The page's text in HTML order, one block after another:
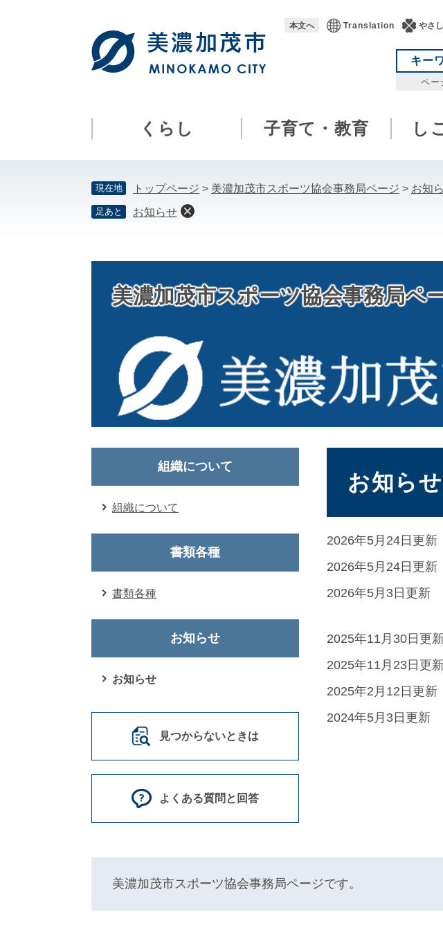
本
本文へ Translation やさ
キー
ペー
くらし 子育て・教育 し
現在地 トップページ > 美濃加茂市スポーツ協会事務局ページ > お知
足あと お知らせ
美濃加茂市スポーツ協会事務局ペ
お知らせ
2026年5月24日更新
2026年5月24日更新
2026年5月3日更新
2025年11月30日更
2025年11月23日更
2025年2月12日更新
2024年5月3日更新
組織について
組織について
書類各種
書類各種
お知らせ
お知らせ
見つからないときは
よくある質問と回答
美濃加茂市スポーツ協会事務局ページです。